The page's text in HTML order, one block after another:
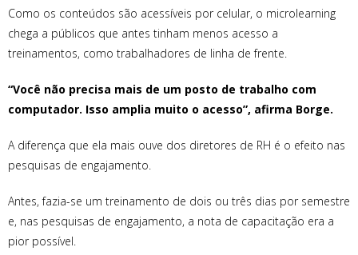
Como os conteúdos são acessíveis por celular, o microlearning
chega a públicos que antes tinham menos acesso a
treinamentos, como trabalhadores de linha de frente.
“Você não precisa mais de um posto de trabalho com
computador. Isso amplia muito o acesso”, afirma Borge.
A diferença que ela mais ouve dos diretores de RH é o efeito nas
pesquisas de engajamento.
Antes, fazia-se um treinamento de dois ou três dias por semestre
e, nas pesquisas de engajamento, a nota de capacitação era a
pior possível.